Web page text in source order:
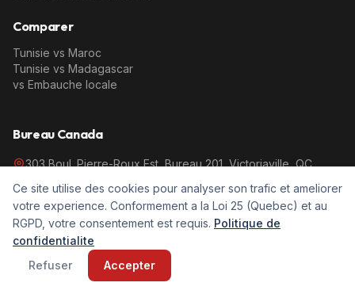
Comparer
Tunisie vs Maroc
Tunisie vs Madagascar
vs Embauche locale
Bureau Canada
303 Boul. Pierre-Roux Est, Bureau 201, Victoriaville, QC,
1 888-802-2155
info@ccsav.ca
Bureau France
21 rue Commandant Fuzier
Ce site utilise des cookies pour analyser son trafic et ameliorer
votre experience. Conformement a la Loi 25 (Quebec) et au
RGPD, votre consentement est requis. Politique de
confidentialite
Refuser
Accepter